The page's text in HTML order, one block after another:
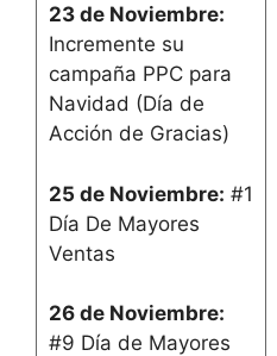
23 de Noviembre:
Incremente su
campaña PPC para
Navidad (Día de
Acción de Gracias)
25 de Noviembre: #1
Día De Mayores
Ventas
26 de Noviembre:
#9 Día de Mayores